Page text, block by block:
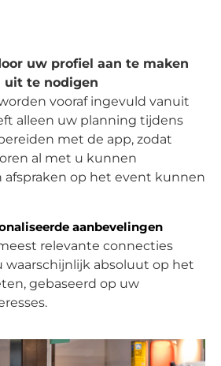
uw profiel aan te maken
uit te nodigen
vooraf ingevuld vanuit
alleen uw planning tijdens
met de app, zodat
al met u kunnen
op het event kunnen
aanbevelingen
relevante connecties
waarschijnlijk absoluut op het
gebaseerd op uw